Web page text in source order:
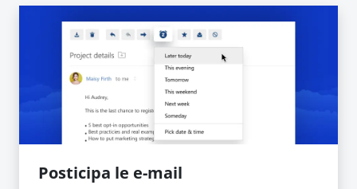
Posticipa le e-mail